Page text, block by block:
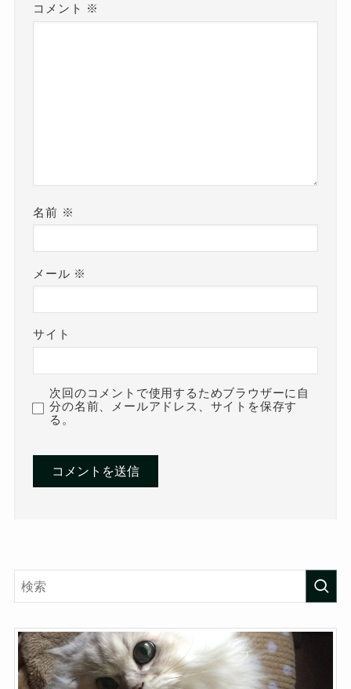
コメント ※
名前 ※
メール ※
サイト
次回のコメントで使用するためブラウザーに自
分の名前、メールアドレス、サイトを保存す
る。